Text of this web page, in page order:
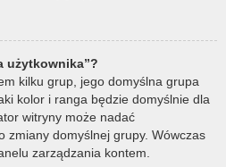
użytkownika”?
kilku grup, jego domyślna grupa
kolor i ranga będzie domyślnie dla
witryny może nadać
zmiany domyślnej grupy. Wówczas
zarządzania kontem.